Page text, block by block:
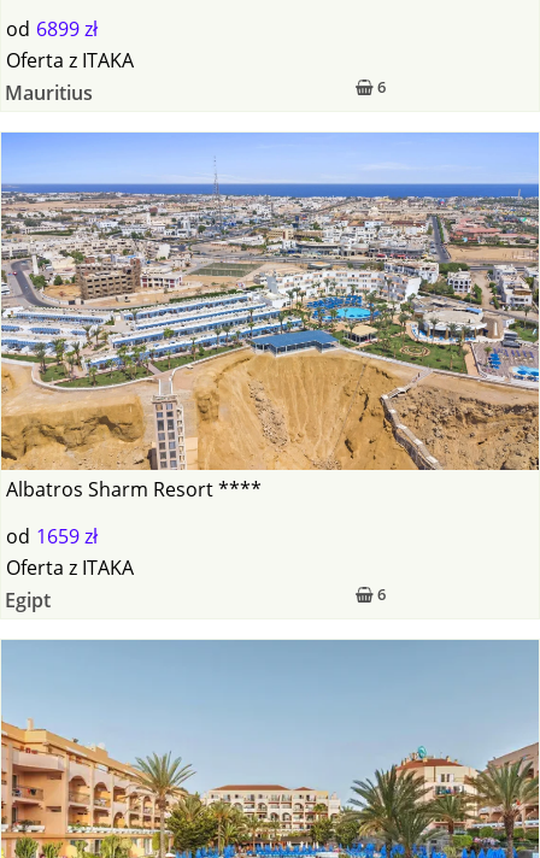
od 6899 zł
6
Oferta z ITAKA
Mauritius
Albatros Sharm Resort ****
od 1659 zł
6
Oferta z ITAKA
Egipt